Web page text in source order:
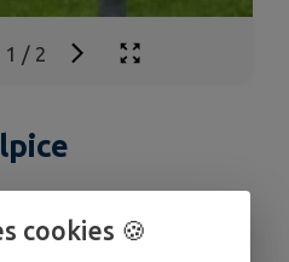
1 / 2
cookies 🍪